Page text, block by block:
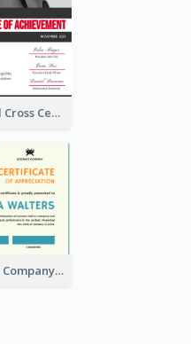
Eye-catching Red Cross Certificate Design Template
Blue And Orange Company Triangles With Badge Certificate